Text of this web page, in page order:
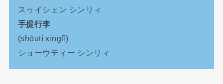
スゥイシェン シンリィ
手提行李
(shǒutí xínglǐ)
ショーウティー シンリィ